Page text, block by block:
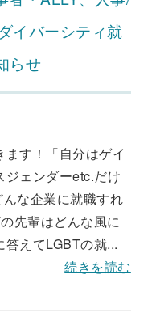
イバーシティ就
らせ
ます！「自分はゲイ
ジェンダーetc.だけ
な企業に就職すれ
先輩はどんな風に
えてLGBTの就...
続きを読む